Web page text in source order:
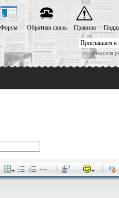
Приглашаем к
Надоела
Форум Обратная связь Правила
-
-
-
-
-
-